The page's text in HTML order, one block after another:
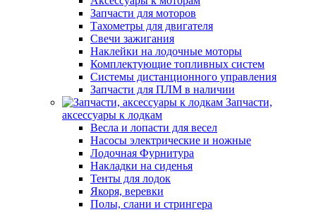
Запчасти для моторов
Тахометры для двигателя
Свечи зажигания
Наклейки на лодочные моторы
Комплектующие топливных систем
Системы дистанционного управления
Запчасти для ПЛМ в наличии
Запчасти,
аксессуары к лодкам
Весла и лопасти для весел
Насосы электрические и ножные
Лодочная Фурнитура
Накладки на сиденья
Тенты для лодок
Якоря, веревки
Полы, слани и стрингера